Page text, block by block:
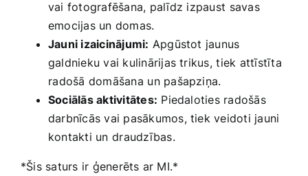
vai fotografēšana, palīdz ⁢izpaust⁢ savas
emocijas un domas.
Jauni izaicinājumi: ​Apgūstot jaunus
galdnieku vai kulinārijas trikus, ⁢tiek attīstīta
⁣radošā domāšana⁤ un pašapziņa.
Sociālās aktivitātes: Piedaloties radošās‍
darbnīcās vai pasākumos, tiek veidoti jauni
kontakti un⁢ draudzības.
*Šis saturs ‌ir ​ģenerēts‍ ar MI.*